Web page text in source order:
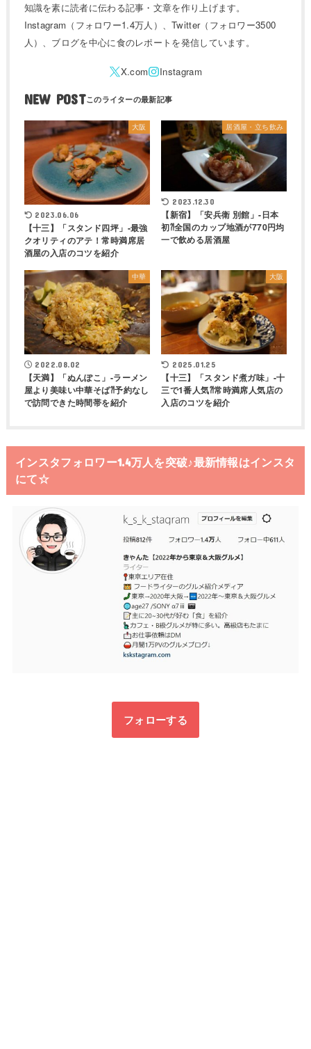
知識を素に読者に伝わる記事・文章を作り上げます。
Instagram（フォロワー1.4万人）、Twitter（フォロワー3500
人）、ブログを中心に食のレポートを発信しています。
NEW POST
大阪
2023.06.06
【十三】「スタンド四坪」-最強
クオリティのアテ！常時満席居
酒屋の入店のコツを紹介
居酒屋・立ち飲み
2023.12.30
【新宿】「安兵衛 別館」-日本
初⁈全国のカップ地酒が770円均
一で飲める居酒屋
中華
2022.08.02
【天満】「ぬんぽこ」-ラーメン
屋より美味い中華そば⁈予約なし
で訪問できた時間帯を紹介
大阪
2025.01.25
【十三】「スタンド煮ガ味」-十
三で1番人気⁈常時満席人気店の
入店のコツを紹介
インスタフォロワー1.4万人を突破♪最新情報はインスタ
にて☆
フォローする